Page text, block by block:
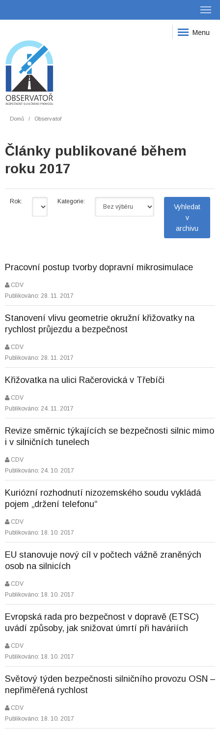
Menu
Domů Observatoř
Články publikované během
roku 2017
Rok: Kategorie:
Pracovní postup tvorby dopravní mikrosimulace
CDV
Publikováno: 28. 11. 2017
Stanovení vlivu geometrie okružní křižovatky na
rychlost průjezdu a bezpečnost
CDV
Publikováno: 28. 11. 2017
Křižovatka na ulici Račerovická v Třebíči
CDV
Publikováno: 24. 11. 2017
Revize směrnic týkajících se bezpečnosti silnic mimo
i v silničních tunelech
CDV
Publikováno: 24. 10. 2017
Kuriózní rozhodnutí nizozemského soudu vykládá
pojem „držení telefonu“
CDV
Publikováno: 18. 10. 2017
EU stanovuje nový cíl v počtech vážně zraněných
osob na silnicích
CDV
Publikováno: 18. 10. 2017
Evropská rada pro bezpečnost v dopravě (ETSC)
uvádí způsoby, jak snižovat úmrtí při haváriích
CDV
Publikováno: 18. 10. 2017
Světový týden bezpečnosti silničního provozu OSN –
nepřiměřená rychlost
CDV
Publikováno: 18. 10. 2017